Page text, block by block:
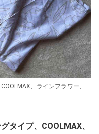
、ラインフラワー、
タイプ、COOLMAX、